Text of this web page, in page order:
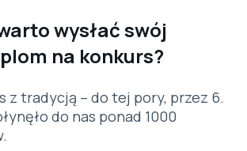
wysłać swój
na konkurs?
z tradycją – do tej pory, przez 6.
do nas ponad 1000